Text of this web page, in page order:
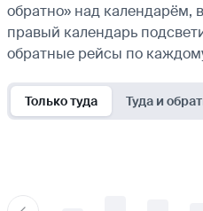
обратно» над календарём,
правый календарь
обратные рейсы по
Только туда Туда и